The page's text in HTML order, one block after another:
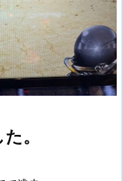
。